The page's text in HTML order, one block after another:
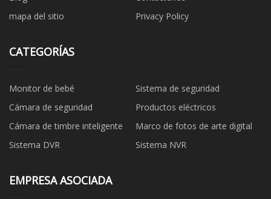
mapa del sitio
Privacy Policy
CATEGORÍAS
Monitor de bebé
Sistema de seguridad
Cámara de seguridad
Productos eléctricos
Cámara de timbre inteligente
Marco de fotos de arte digital
Sistema DVR
Sistema NVR
EMPRESA ASOCIADA